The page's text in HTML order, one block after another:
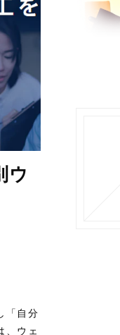
ウ
「自分
、ウェ